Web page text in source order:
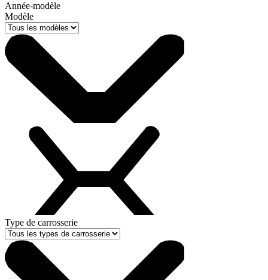
Année-modèle
Modèle
Type de carrosserie